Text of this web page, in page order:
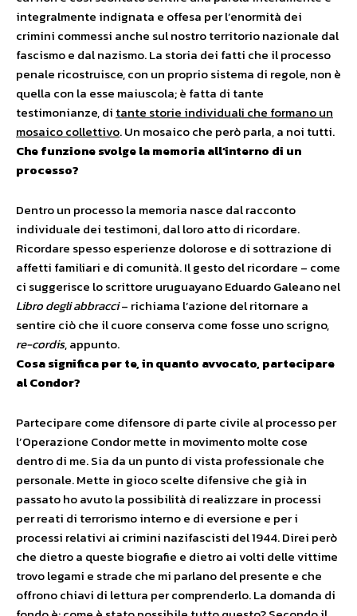
integralmente indignata e offesa per l’enormità dei
crimini commessi anche sul nostro territorio nazionale dal
fascismo e dal nazismo. La storia dei fatti che il processo
penale ricostruisce, con un proprio sistema di regole, non è
quella con la esse maiuscola; è fatta di tante
testimonianze, di tante storie individuali che formano un
mosaico collettivo. Un mosaico che però parla, a noi tutti.
Che funzione svolge la memoria all’interno di un
processo?
Dentro un processo la memoria nasce dal racconto
individuale dei testimoni, dal loro atto di ricordare.
Ricordare spesso esperienze dolorose e di sottrazione di
affetti familiari e di comunità. Il gesto del ricordare – come
ci suggerisce lo scrittore uruguayano Eduardo Galeano nel
Libro degli abbracci– richiama l’azione del ritornare a
sentire ciò che il cuore conserva come fosse uno scrigno,
re-cordis, appunto.
Cosa significa per te, in quanto avvocato, partecipare
al Condor?
Partecipare come difensore di parte civile al processo per
l’Operazione Condor mette in movimento molte cose
dentro di me. Sia da un punto di vista professionale che
personale. Mette in gioco scelte difensive che già in
passato ho avuto la possibilità di realizzare in processi
per reati di terrorismo interno e di eversione e per i
processi relativi ai crimini nazifascisti del 1944. Direi però
che dietro a queste biografie e dietro ai volti delle vittime
trovo legami e strade che mi parlano del presente e che
offrono chiavi di lettura per comprenderlo. La domanda di